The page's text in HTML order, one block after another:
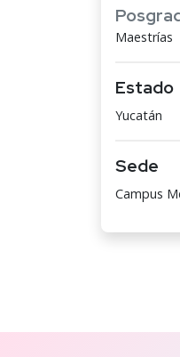
Maestrías
Estado
Yucatán
Sede
Campus